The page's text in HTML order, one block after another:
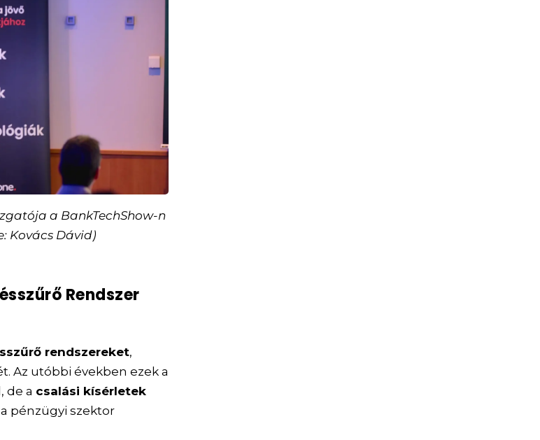
a BankTechShow-n
Kovács Dávid)
Rendszer
rendszereket,
Az utóbbi években ezek a
de a csalási kísérletek
pénzügyi szektor